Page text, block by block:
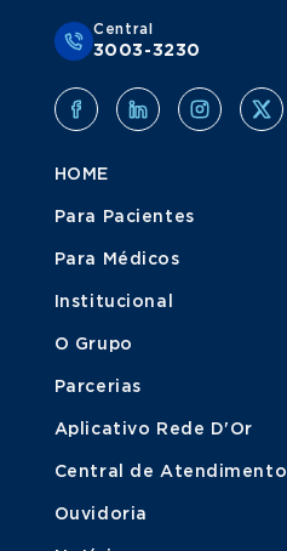
Central
3003-3230
HOME
Para Pacientes
Para Médicos
Institucional
O Grupo
Parcerias
Aplicativo Rede D'Or
Central de Atendimento
Ouvidoria